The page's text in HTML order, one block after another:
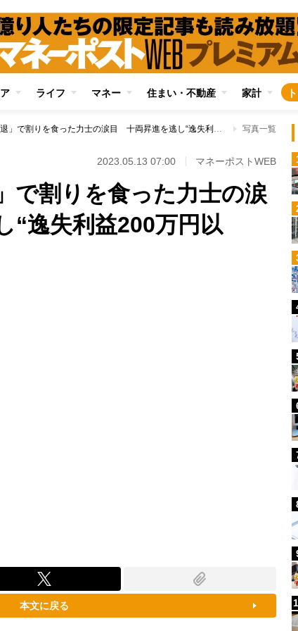
ライフ マネー 住まい・不動産 家計
逸ノ城「電撃引退」で割りを食った力士の涙目 十両昇進を逃し“逸失利益200万円以上”の幕下力士も 写真一覧
2023.05.13 07:00 マネーポストWEB
で割りを食った力士の涙
逸失利益200万円以
本文に戻る